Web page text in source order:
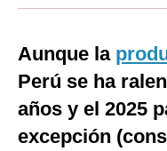
México
Internacional
Tecnología
Aunque la
Perú se ha
años y el 2025
excepción